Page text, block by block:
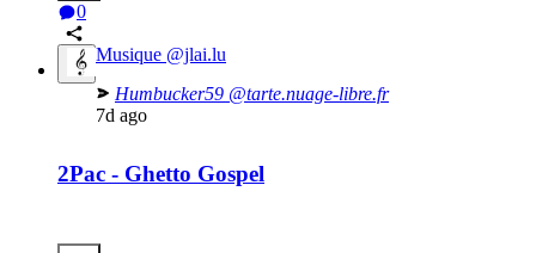
0
Musique @jlai.lu
Humbucker59 @tarte.nuage-libre.fr
7d ago
2Pac - Ghetto Gospel